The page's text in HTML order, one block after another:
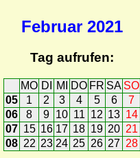
Februar 2021
Tag aufrufen:
MO DI MI DO FR SA SO
05
1 2 3 4 5 6
7
06
8 9 10 11 12 13 14
07 15 16 17 18 19 20 21
08 22 23 24 25 26 27 28